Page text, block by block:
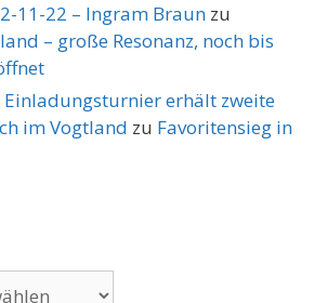
11-22 – Ingram Braun zu
– große Resonanz, noch bis
Einladungsturnier erhält zweite
im Vogtland zu Favoritensieg in